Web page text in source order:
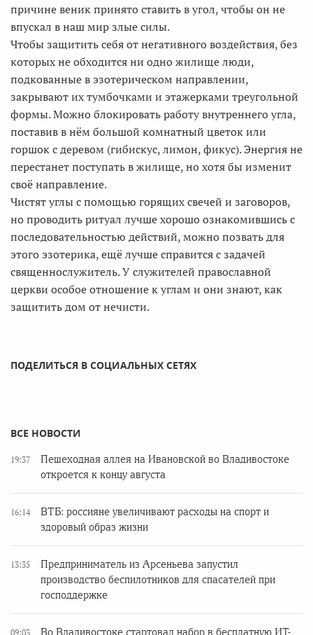
причине веник принято ставить в угол, чтобы он не
впускал в наш мир злые силы.
Чтобы защитить себя от негативного воздействия, без
которых не обходится ни одно жилище люди,
подкованные в эзотерическом направлении,
закрывают их тумбочками и этажерками треугольной
формы. Можно блокировать работу внутреннего угла,
поставив в нём большой комнатный цветок или
горшок с деревом (гибискус, лимон, фикус). Энергия не
перестанет поступать в жилище, но хотя бы изменит
своё направление.
Чистят углы с помощью горящих свечей и заговоров,
но проводить ритуал лучше хорошо ознакомившись с
последовательностью действий, можно позвать для
этого эзотерика, ещё лучше справится с задачей
священнослужитель. У служителей православной
церкви особое отношение к углам и они знают, как
защитить дом от нечисти.
ПОДЕЛИТЬСЯ В СОЦИАЛЬНЫХ СЕТЯХ
ВСЕ НОВОСТИ
19:37
Пешеходная аллея на Ивановской во Владивостоке
откроется к концу августа
16:14
ВТБ: россияне увеличивают расходы на спорт и
здоровый образ жизни
13:35
Предприниматель из Арсеньева запустил
производство беспилотников для спасателей при
господдержке
09:03 Во Владивостоке стартовал набор в бесплатную ИТ-